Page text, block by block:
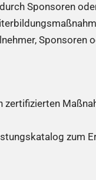
Sponsoren
zum